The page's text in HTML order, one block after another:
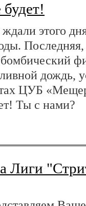
этого
Последняя,
дождь,
ЦУБ
Ты с нами?
Лиги